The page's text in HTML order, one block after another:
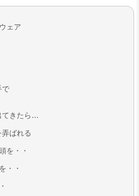
ェア
で
てきたら…
ばれる
を・・
・・